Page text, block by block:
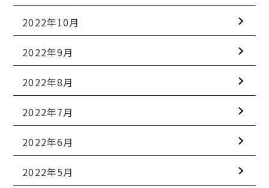
2022年10月
2022年9月
2022年8月
2022年7月
2022年6月
2022年5月